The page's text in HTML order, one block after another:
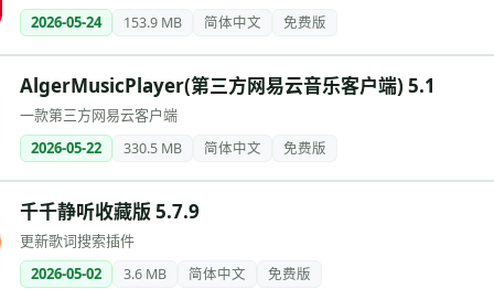
2026-05-24
153.9 MB 简体中文 免费版
AlgerMusicPlayer(第三方网易云音乐客户端) 5.1
一款第三方网易云客户端
2026-05-22
330.5 MB 简体中文 免费版
千千静听收藏版 5.7.9
更新歌词搜索插件
2026-05-02
3.6 MB 简体中文 免费版